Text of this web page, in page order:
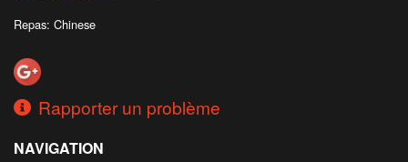
Repas: Chinese
Rapporter un problème
NAVIGATION